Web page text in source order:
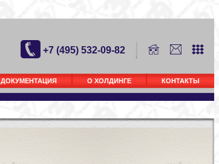
+7 (495) 532-09-82
ДОКУМЕНТАЦИЯ О ХОЛДИНГЕ КОНТАКТЫ